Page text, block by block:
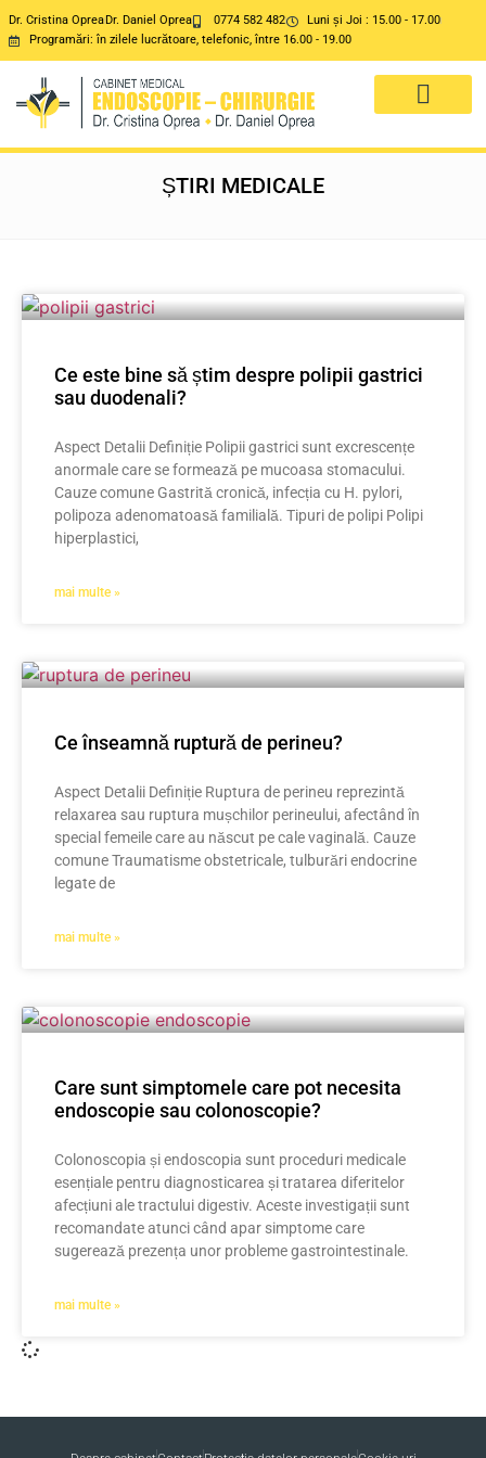
Dr. Cristina OpreaDr. Daniel Oprea 0774 582 482
Luni și Joi : 15.00 - 17.00
Programări: în zilele lucrătoare, telefonic, între 16.00 - 19.00
ȘTIRI MEDICALE
Ce este bine să știm despre polipii gastrici
sau duodenali?
Aspect Detalii Definiție Polipii gastrici sunt excrescențe
anormale care se formează pe mucoasa stomacului.
Cauze comune Gastrită cronică, infecția cu H. pylori,
polipoza adenomatoasă familială. Tipuri de polipi Polipi
hiperplastici,
mai multe »
Ce înseamnă ruptură de perineu?
Aspect Detalii Definiție Ruptura de perineu reprezintă
relaxarea sau ruptura mușchilor perineului, afectând în
special femeile care au născut pe cale vaginală. Cauze
comune Traumatisme obstetricale, tulburări endocrine
legate de
mai multe »
Care sunt simptomele care pot necesita
endoscopie sau colonoscopie?
Colonoscopia și endoscopia sunt proceduri medicale
esențiale pentru diagnosticarea și tratarea diferitelor
afecțiuni ale tractului digestiv. Aceste investigații sunt
recomandate atunci când apar simptome care
sugerează prezența unor probleme gastrointestinale.
mai multe »